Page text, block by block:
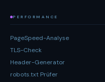
PERFORMANCE
PageSpeed-Analyse
TLS-Check
Header-Generator
robots.txt Prüfer